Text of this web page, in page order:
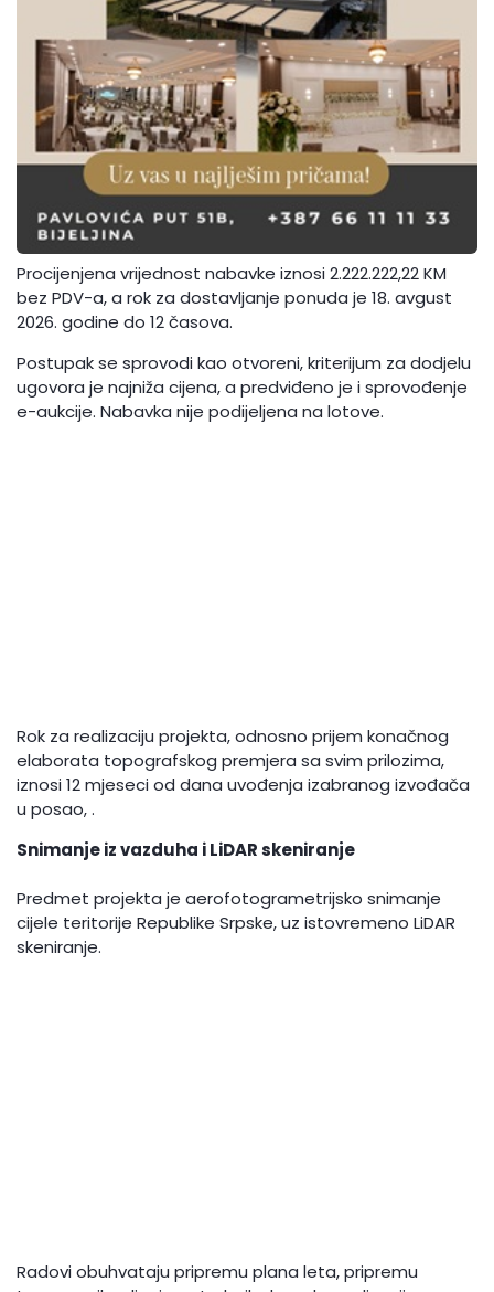
Procijenjena vrijednost nabavke iznosi 2.222.222,22 KM
bez PDV-a, a rok za dostavljanje ponuda je 18. avgust
2026. godine do 12 časova.
Postupak se sprovodi kao otvoreni, kriterijum za dodjelu
ugovora je najniža cijena, a predviđeno je i sprovođenje
e-aukcije. Nabavka nije podijeljena na lotove.
Rok za realizaciju projekta, odnosno prijem konačnog
elaborata topografskog premjera sa svim prilozima,
iznosi 12 mjeseci od dana uvođenja izabranog izvođača
u posao, .
Snimanje iz vazduha i LiDAR skeniranje
Predmet projekta je aerofotogrametrijsko snimanje
cijele teritorije Republike Srpske, uz istovremeno LiDAR
skeniranje.
Radovi obuhvataju pripremu plana leta, pripremu